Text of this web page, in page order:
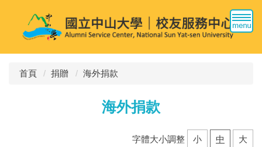
首頁 捐贈 海外捐款
海外捐款
字體大小調整 小 中 大